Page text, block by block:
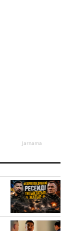
Jarnama